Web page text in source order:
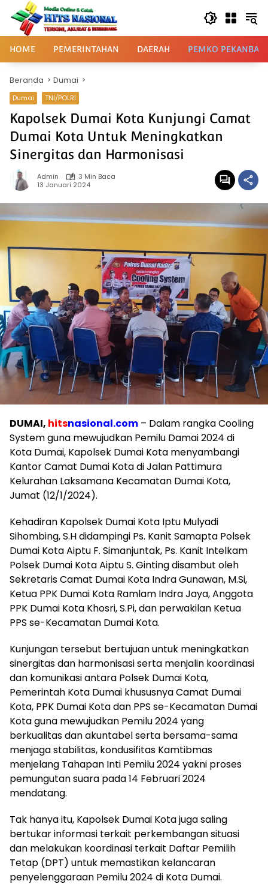
Langsung
konten
HOME PEMERINTAHAN DAERAH PEMKO
Beranda Dumai
Dumai TNI/POLRI
Kapolsek Dumai Kota Kunjungi Camat
Dumai Kota Untuk Meningkatkan
Sinergitas dan Harmonisasi
Admin
3 Min Baca
13 Januari 2024
DUMAI, hitsnasional.com – Dalam rangka Cooling
System guna mewujudkan Pemilu Damai 2024 di
Kota Dumai, Kapolsek Dumai Kota menyambangi
Kantor Camat Dumai Kota di Jalan Pattimura
Kelurahan Laksamana Kecamatan Dumai Kota,
Jumat (12/1/2024).
Kehadiran Kapolsek Dumai Kota Iptu Mulyadi
Sihombing, S.H didampingi Ps. Kanit Samapta Polsek
Dumai Kota Aiptu F. Simanjuntak, Ps. Kanit Intelkam
Polsek Dumai Kota Aiptu S. Ginting disambut oleh
Sekretaris Camat Dumai Kota Indra Gunawan, M.Si,
Ketua PPK Dumai Kota Ramlam Indra Jaya, Anggota
PPK Dumai Kota Khosri, S.Pi, dan perwakilan Ketua
PPS se-Kecamatan Dumai Kota.
Kunjungan tersebut bertujuan untuk meningkatkan
sinergitas dan harmonisasi serta menjalin koordinasi
dan komunikasi antara Polsek Dumai Kota,
Pemerintah Kota Dumai khususnya Camat Dumai
Kota, PPK Dumai Kota dan PPS se-Kecamatan Dumai
Kota guna mewujudkan Pemilu 2024 yang
berkualitas dan akuntabel serta bersama-sama
menjaga stabilitas, kondusifitas Kamtibmas
menjelang Tahapan Inti Pemilu 2024 yakni proses
pemungutan suara pada 14 Februari 2024
mendatang.
Tak hanya itu, Kapolsek Dumai Kota juga saling
bertukar informasi terkait perkembangan situasi
dan melakukan koordinasi terkait Daftar Pemilih
Tetap (DPT) untuk memastikan kelancaran
penyelenggaraan Pemilu 2024 di Kota Dumai.